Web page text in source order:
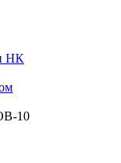
НК
10